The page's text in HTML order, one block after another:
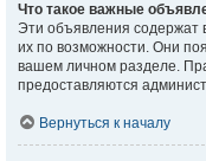
Что такое важные
Эти объявления
их по возможности. Они
вашем личном разделе.
предоставляются
Вернуться к началу